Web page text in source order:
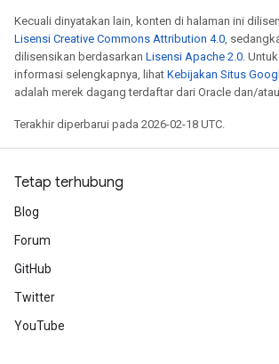
Kecuali dinyatakan lain, konten di halaman ini
Lisensi Creative Commons Attribution 4.0,
dilisensikan berdasarkan Lisensi Apache 2.0.
informasi selengkapnya, lihat Kebijakan Situs
adalah merek dagang terdaftar dari Oracle dan/
Terakhir diperbarui pada 2026-02-18 UTC.
Tetap terhubung
Blog
Forum
GitHub
Twitter
YouTube